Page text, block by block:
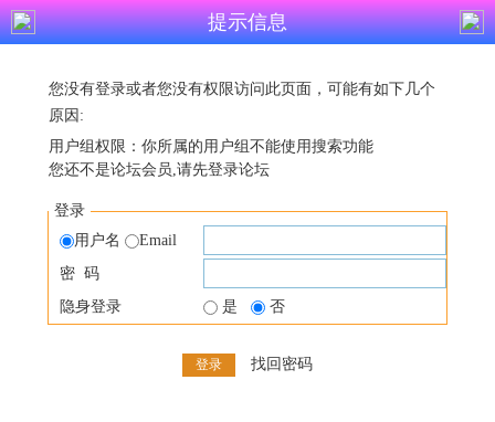
提示信息
您没有登录或者您没有权限访问此页面，可能有如下几个
原因:
用户组权限：你所属的用户组不能使用搜索功能
您还不是论坛会员,请先登录论坛
登录
用户名
Email
密 码
隐身登录
是 否
找回密码